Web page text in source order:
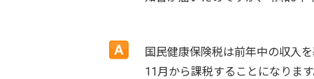
国民健康保険税は前年中の収入
11月から課税することになりま